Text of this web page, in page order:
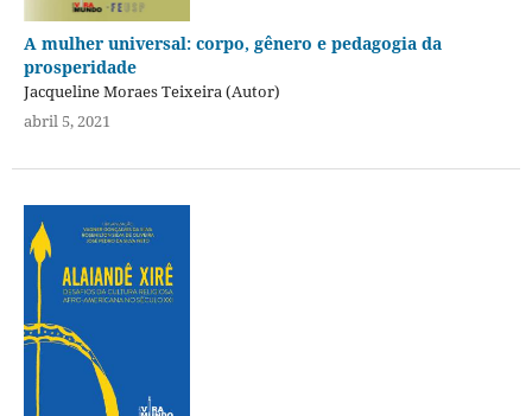
A mulher universal: corpo, gênero e pedagogia da
prosperidade
Jacqueline Moraes Teixeira (Autor)
abril 5, 2021